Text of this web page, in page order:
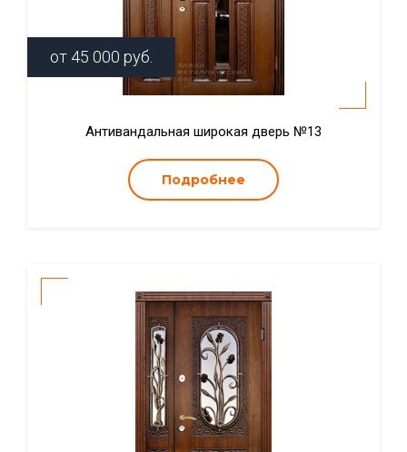
от 45 000 руб.
Антивандальная широкая дверь №13
Подробнее